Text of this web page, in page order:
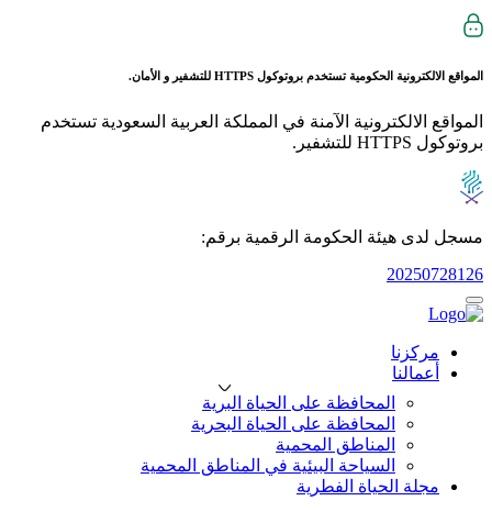
المواقع الالكترونية الحكومية تستخدم بروتوكول HTTPS للتشفير و الأمان.
المواقع الالكترونية الآمنة في المملكة العربية السعودية تستخدم
بروتوكول HTTPS للتشفير.
مسجل لدى هيئة الحكومة الرقمية برقم:
20250728126
مركزنا
أعمالنا
المحافظة على الحياة البرية
المحافظة على الحياة البحرية
المناطق المحمية
السياحة البيئية في المناطق المحمية
مجلة الحياة الفطرية